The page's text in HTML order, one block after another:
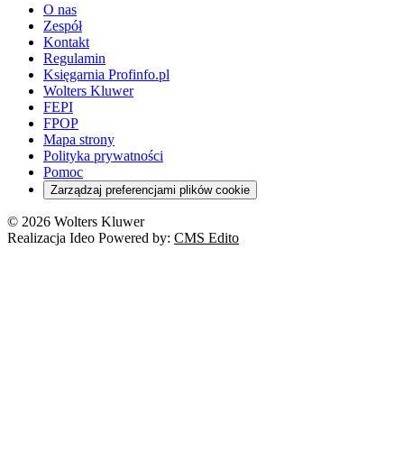
O nas
Zespół
Kontakt
Regulamin
Księgarnia Profinfo.pl
Wolters Kluwer
FEPI
FPOP
Mapa strony
Polityka prywatności
Pomoc
Zarządzaj preferencjami plików cookie
© 2026 Wolters Kluwer
Realizacja Ideo Powered by: CMS Edito